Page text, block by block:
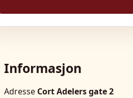
Informasjon
Adresse Cort Adelers gate 2